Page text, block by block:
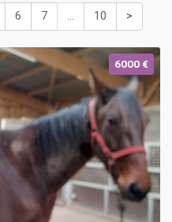
6 7 ... 10 >
6000 €